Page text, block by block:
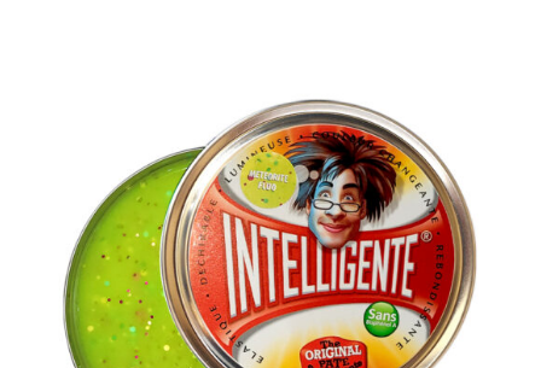
AJOUTER AU PANIER
/
DETAILS